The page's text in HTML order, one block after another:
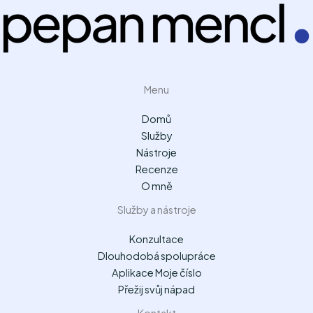
Menu
Domů
Služby
Nástroje
Recenze
O mně
Služby a nástroje
Konzultace
Dlouhodobá spolupráce
Aplikace Moje číslo
Přežij svůj nápad